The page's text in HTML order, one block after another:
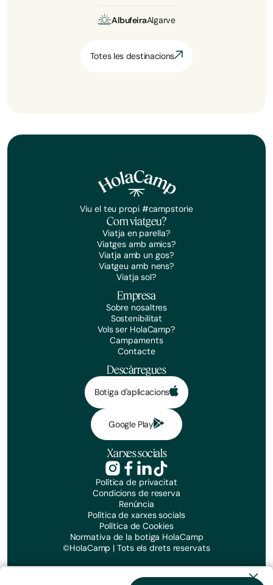
Nº de viatgers
AlbufeiraAlgarve
Totes les destinacions
Viu el teu propi #campstorie
Com viatgeu?
Viatja en parella?
Viatges amb amics?
Viatja amb un gos?
Viatgeu amb nens?
Viatja sol?
Empresa
Sobre nosaltres
Sostenibilitat
Vols ser HolaCamp?
Campaments
Contacte
Descàrregues
Botiga d'aplicacions
Google Play
Xarxes socials
Política de privacitat
Condicions de reserva
Renúncia
Política de xarxes socials
Política de Cookies
Normativa de la botiga HolaCamp
©HolaCamp | Tots els drets reservats